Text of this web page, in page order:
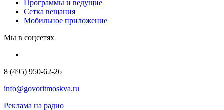
Программы и ведущие
Сетка вещания
Мобильное приложение
Мы в соцсетях
8 (495) 950-62-26
info@govoritmoskva.ru
Реклама на радио